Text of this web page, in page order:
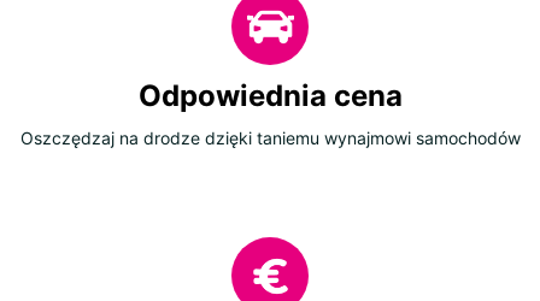
Odpowiednia cena
Oszczędzaj na drodze dzięki taniemu wynajmowi samochodów